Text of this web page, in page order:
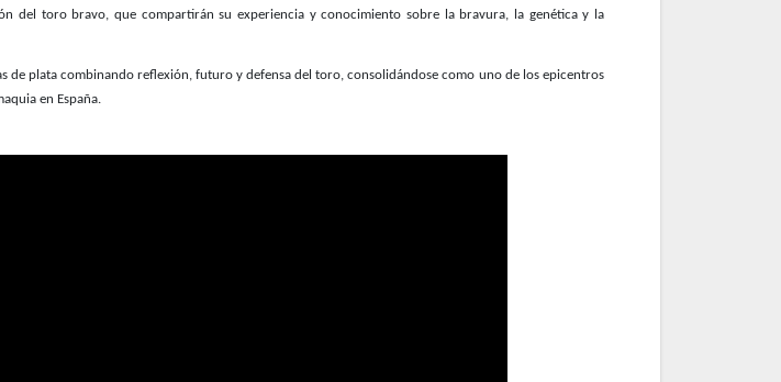
del toro bravo, que compartirán su experiencia y conocimiento sobre la bravura, la genética y la
de plata combinando reflexión, futuro y defensa del toro, consolidándose como uno de los epicentros
en España.